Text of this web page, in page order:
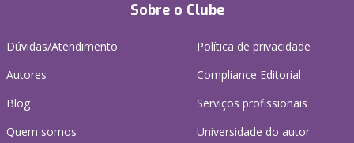
Sobre o Clube
Dúvidas/Atendimento
Autores
Blog
Quem somos
Política de privacidade
Compliance Editorial
Serviços profissionais
Universidade do autor